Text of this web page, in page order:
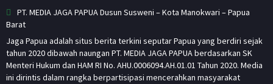
PT. MEDIA JAGA PAPUA Dusun Susweni – Kota Manokwari – Papua
Barat
Jaga Papua adalah situs berita terkini seputar Papua yang berdiri sejak
tahun 2020 dibawah naungan PT. MEDIA JAGA PAPUA berdasarkan SK
Menteri Hukum dan HAM RI No. AHU.0006094.AH.01.01 Tahun 2020. Media
ini dirintis dalam rangka berpartisipasi mencerahkan masyarakat